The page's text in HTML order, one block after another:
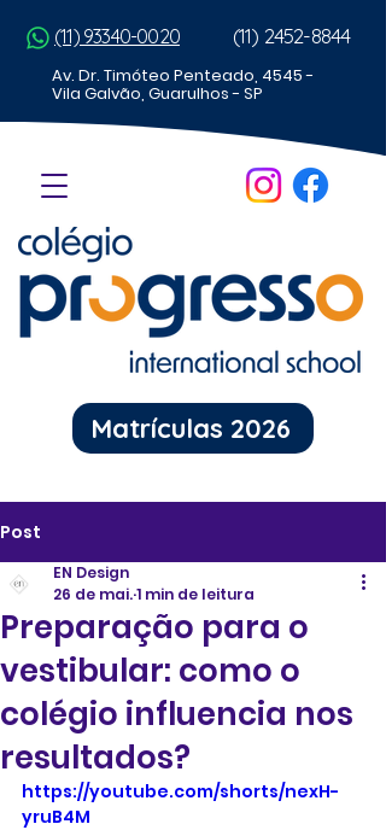
(11) 93340-0020 (11) 2452-8844
Av. Dr. Timóteo Penteado, 4545 -
Vila Galvão, Guarulhos - SP
Matrículas 2026
Post
Preparação para o
vestibular: como o
colégio influencia nos
resultados?
EN Design
26 de mai.1 min de leitura
https://youtube.com/shorts/nexH-
yruB4M